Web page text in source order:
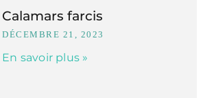
Calamars farcis
DÉCEMBRE 21, 2023
En savoir plus »